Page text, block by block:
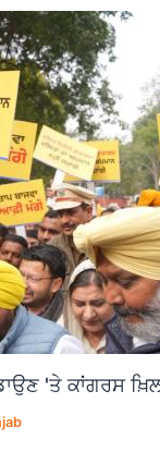
'ਤੇ ਕਾਂਗਰਸ